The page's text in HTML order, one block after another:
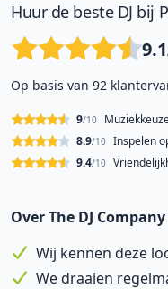
Huur de beste DJ bij
9.1
Op basis van 92
9/10
Inspelen
8.9/10
9.4/10
Over The DJ
Wij kennen deze
We draaien